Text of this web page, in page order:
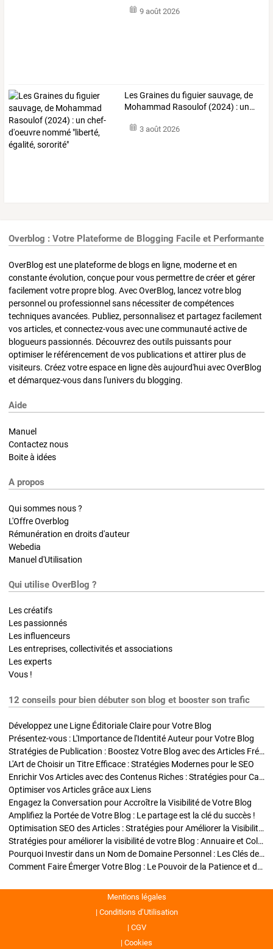
9 août 2026
LesGrainesdu figuiersauvage,de
Mohammad Rasoulof (2024) : un…
3 août 2026
Overblog : Votre Plateforme de Blogging Facile et Performante
OverBlog est une plateforme de blogs en ligne, moderne et en
constante évolution, conçue pour vous permettre de créer et gérer
facilement votre propre blog. Avec OverBlog, lancez votre blog
personnel ou professionnel sans nécessiter de compétences
techniques avancées. Publiez, personnalisez et partagez facilement
vos articles, et connectez-vous avec une communauté active de
blogueurs passionnés. Découvrez des outils puissants pour
optimiser le référencement de vos publications et attirer plus de
visiteurs. Créez votre espace en ligne dès aujourd'hui avec OverBlog
et démarquez-vous dans l'univers du blogging.
Aide
Manuel
Contactez nous
Boite à idées
A propos
Qui sommes nous ?
L'Offre Overblog
Rémunération en droits d'auteur
Webedia
Manuel d'Utilisation
Qui utilise OverBlog ?
Les créatifs
Les passionnés
Les influenceurs
Les entreprises, collectivités et associations
Les experts
Vous !
12 conseils pour bien débuter son blog et booster son trafic
Développez une Ligne Éditoriale Claire pour Votre Blog
Présentez-vous : L'Importance de l'Identité Auteur pour Votre Blog
Stratégies de Publication : Boostez Votre Blog avec des Articles Fréquents et Exclusifs
L'Art de Choisir un Titre Efficace : Stratégies Modernes pour le SEO
Enrichir Vos Articles avec des Contenus Riches : Stratégies pour Captiver et Optimiser
Optimiser vos Articles grâce aux Liens
Engagez la Conversation pour Accroître la Visibilité de Votre Blog
Amplifiez la Portée de Votre Blog : Le partage est la clé du succès !
Optimisation SEO des Articles : Stratégies pour Améliorer la Visibilité de Votre Blog
Stratégies pour améliorer la visibilité de votre Blog : Annuaire et Collaborations
Pourquoi Investir dans un Nom de Domaine Personnel : Les Clés de la Réussite de Votre Blog
Comment Faire Émerger Votre Blog : Le Pouvoir de la Patience et de la Persévérance
Mentions légales
Conditions d’Utilisation
CGV
Cookies